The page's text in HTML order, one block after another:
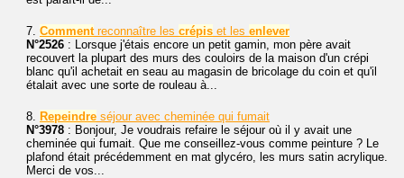
7. Commentreconnaître les crépis et les enlever
N°2526 : Lorsque j'étais encore un petit gamin, mon père avait
recouvert la plupart des murs des couloirs de la maison d'un crépi
blanc qu'il achetait en seau au magasin de bricolage du coin et qu'il
étalait avec une sorte de rouleau à...
8. Repeindre séjour avec cheminée qui fumait
N°3978 : Bonjour, Je voudrais refaire le séjour où il y avait une
cheminée qui fumait. Que me conseillez-vous comme peinture ? Le
plafond était précédemment en mat glycéro, les murs satin acrylique.
Merci de vos...